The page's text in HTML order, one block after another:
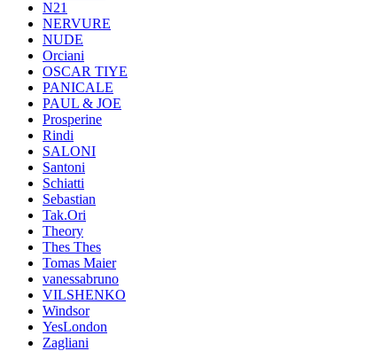
N21
NERVURE
NUDE
Orciani
OSCAR TIYE
PANICALE
PAUL & JOE
Prosperine
Rindi
SALONI
Santoni
Schiatti
Sebastian
Tak.Ori
Theory
Thes Thes
Tomas Maier
vanessabruno
VILSHENKO
Windsor
YesLondon
Zagliani